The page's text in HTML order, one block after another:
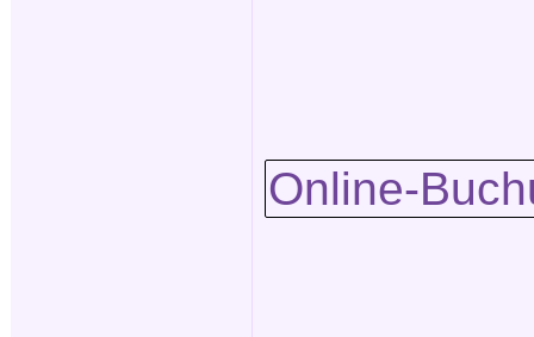
Online-